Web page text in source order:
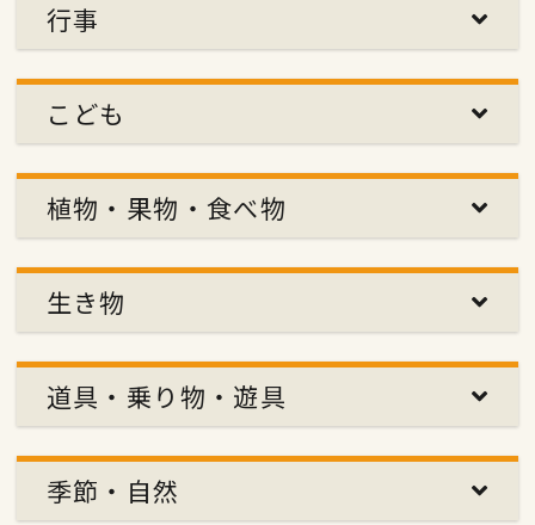
行事
こども
植物・果物・食べ物
生き物
道具・乗り物・遊具
季節・自然